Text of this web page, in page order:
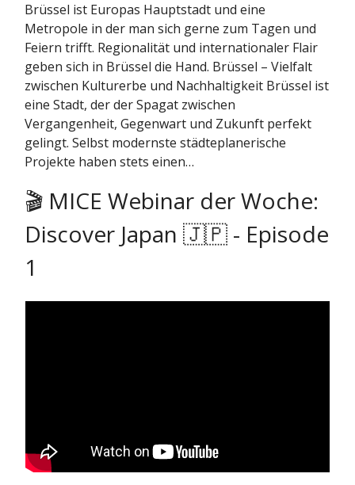
Brüssel ist Europas Hauptstadt und eine
Metropole in der man sich gerne zum Tagen und
Feiern trifft. Regionalität und internationaler Flair
geben sich in Brüssel die Hand. Brüssel – Vielfalt
zwischen Kulturerbe und Nachhaltigkeit Brüssel ist
eine Stadt, der der Spagat zwischen
Vergangenheit, Gegenwart und Zukunft perfekt
gelingt. Selbst modernste städteplanerische
Projekte haben stets einen…
🎬 MICE Webinar der Woche:
Discover Japan 🇯🇵 - Episode
1